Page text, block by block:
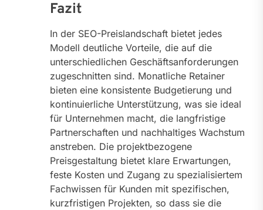
Fazit
In der SEO-Preislandschaft bietet jedes
Modell deutliche Vorteile, die auf die
unterschiedlichen Geschäftsanforderungen
zugeschnitten sind. Monatliche Retainer
bieten eine konsistente Budgetierung und
kontinuierliche Unterstützung, was sie ideal
für Unternehmen macht, die langfristige
Partnerschaften und nachhaltiges Wachstum
anstreben. Die projektbezogene
Preisgestaltung bietet klare Erwartungen,
feste Kosten und Zugang zu spezialisiertem
Fachwissen für Kunden mit spezifischen,
kurzfristigen Projekten, so dass sie die